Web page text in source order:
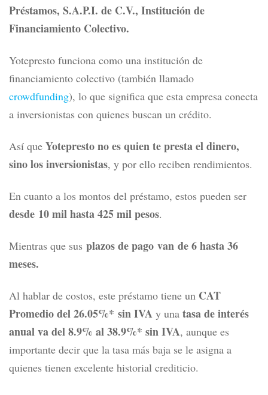
Préstamos, S.A.P.I. de C.V., Institución de
Financiamiento Colectivo.
Yotepresto funciona como una institución de
financiamiento colectivo (también llamado
crowdfunding), lo que significa que esta empresa conecta
a inversionistas con quienes buscan un crédito.
Así que Yotepresto no es quien te presta el dinero,
sino los inversionistas, y por ello reciben rendimientos.
En cuanto a los montos del préstamo, estos pueden ser
desde 10 mil hasta 425 mil pesos.
Mientras que sus plazos de pago van de 6 hasta 36
meses.
Al hablar de costos, este préstamo tiene un CAT
Promedio del26.05%* sin IVA y una tasa de interés
anual va del 8.9% al 38.9%* sin IVA, aunque es
importante decir que la tasa más baja se le asigna a
quienes tienen excelente historial crediticio.